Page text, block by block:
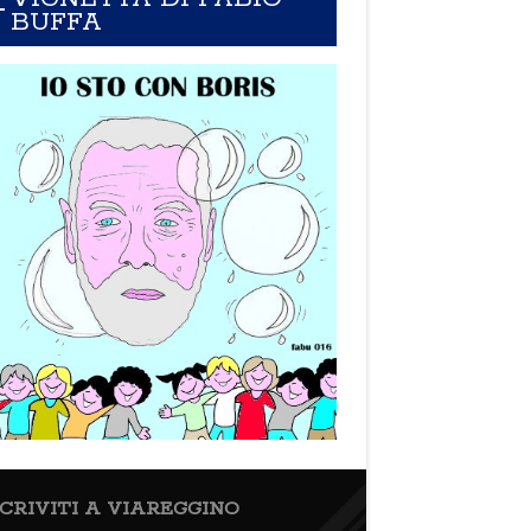
BUFFA
A VIAREGGINO